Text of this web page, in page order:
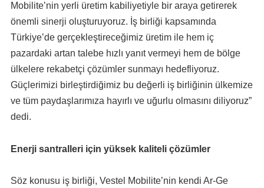
Mobilite’nin yerli üretim kabiliyetiyle bir araya getirerek
önemli sinerji oluşturuyoruz. İş birliği kapsamında
Türkiye’de gerçekleştireceğimiz üretim ile hem iç
pazardaki artan talebe hızlı yanıt vermeyi hem de bölge
ülkelere rekabetçi çözümler sunmayı hedefliyoruz.
Güçlerimizi birleştirdiğimiz bu değerli iş birliğinin ülkemize
ve tüm paydaşlarımıza hayırlı ve uğurlu olmasını diliyoruz”
dedi.
Enerji santralleri için yüksek kaliteli çözümler
Söz konusu iş birliği, Vestel Mobilite’nin kendi Ar-Ge